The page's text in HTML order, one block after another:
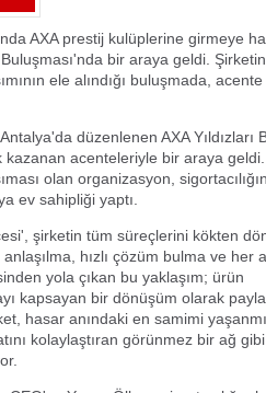
’DEDİRTEN
AXA prestij kulüplerine girmeye
bir araya geldi. Şirketin
ele alındığı buluşmada, acente
düzenlenen AXA Yıldızları
acenteleriyle bir araya geldi.
olan organizasyon, sigortacılığın
ev sahipliği yaptı.
şirketin tüm süreçlerini kökten
hızlı çözüm bulma ve her
yola çıkan bu yaklaşım; ürün
kapsayan bir dönüşüm olarak
hasar anındaki en samimi
kolaylaştıran görünmez bir ağ